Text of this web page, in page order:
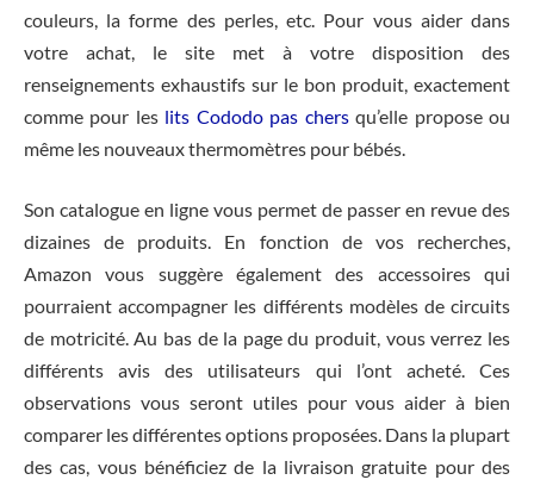
couleurs, la forme des perles, etc. Pour vous aider dans
votre achat, le site met à votre disposition des
renseignements exhaustifs sur le bon produit, exactement
comme pour les lits Cododo pas chersqu’elle propose ou
même les nouveaux thermomètres pour bébés.
Son catalogue en ligne vous permet de passer en revue des
dizaines de produits. En fonction de vos recherches,
Amazon vous suggère également des accessoires qui
pourraient accompagner les différents modèles de circuits
de motricité. Au bas de la page du produit, vous verrez les
différents avis des utilisateurs qui l’ont acheté. Ces
observations vous seront utiles pour vous aider à bien
comparer les différentes options proposées. Dans la plupart
des cas, vous bénéficiez de la livraison gratuite pour des